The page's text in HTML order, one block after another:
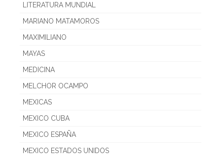
LITERATURA MUNDIAL
MARIANO MATAMOROS
MAXIMILIANO
MAYAS
MEDICINA
MELCHOR OCAMPO
MEXICAS
MEXICO CUBA
MEXICO ESPAÑA
MEXICO ESTADOS UNIDOS